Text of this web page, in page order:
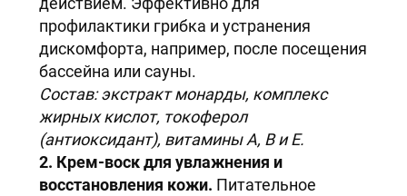
профилактики грибка и устранения
дискомфорта, например, после посещения
бассейна или сауны.
Состав: экстракт монарды, комплекс
жирных кислот, токоферол
(антиоксидант), витамины A, B и E.
2. Крем-воск для увлажнения и
восстановления кожи. Питательное